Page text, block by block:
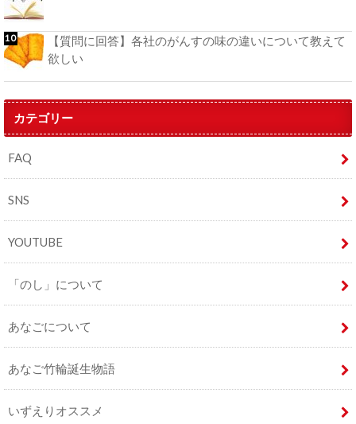
【質問に回答】各社のがんすの味の違いについて教えて
欲しい
カテゴリー
FAQ
SNS
YOUTUBE
「のし」について
あなごについて
あなご竹輪誕生物語
いずえりオススメ